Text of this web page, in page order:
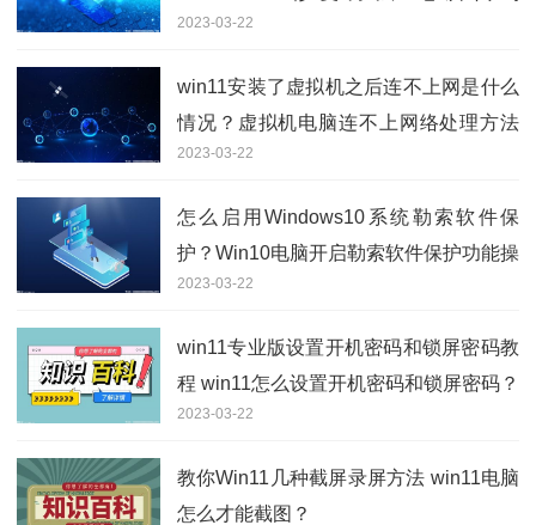
0x80070522怎么办？
2023-03-22
win11安装了虚拟机之后连不上网是什么
情况？虚拟机电脑连不上网络处理方法
分享
2023-03-22
怎么启用Windows10系统勒索软件保
护？Win10电脑开启勒索软件保护功能操
作方法
2023-03-22
win11专业版设置开机密码和锁屏密码教
程 win11怎么设置开机密码和锁屏密码？
2023-03-22
教你Win11几种截屏录屏方法 win11电脑
怎么才能截图？